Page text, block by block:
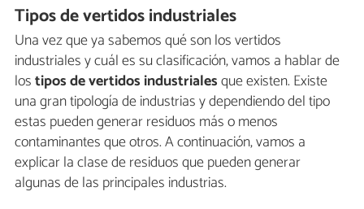
Tipos de vertidos industriales
Una vez que ya sabemos qué son los vertidos
industriales y cuál es su clasificación, vamos a hablar de
lostipos de vertidos industrialesque existen. Existe
una gran tipología de industrias y dependiendo del tipo
estas pueden generar residuos más o menos
contaminantes que otros. A continuación, vamos a
explicar la clase de residuos que pueden generar
algunas de las principales industrias.